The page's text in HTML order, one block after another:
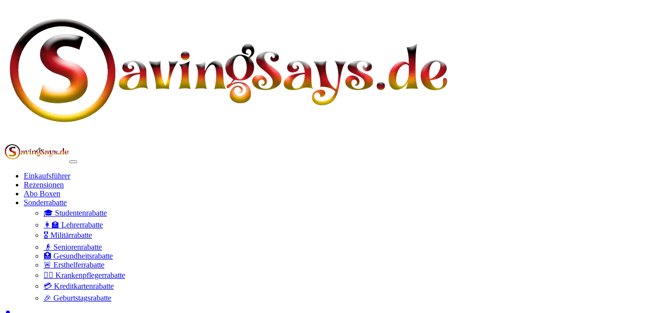
Einkaufsführer
Rezensionen
Abo Boxen
Sonderrabatte
🎓 Studentenrabatte
👩‍🏫 Lehrerrabatte
🎖️ Militärrabatte
👴 Seniorenrabatte
🏥 Gesundheitsrabatte
🚨 Ersthelferrabatte
👩‍⚕️ Krankenpflegerrabatte
💳 Kreditkartenrabatte
🎉 Geburtstagsrabatte